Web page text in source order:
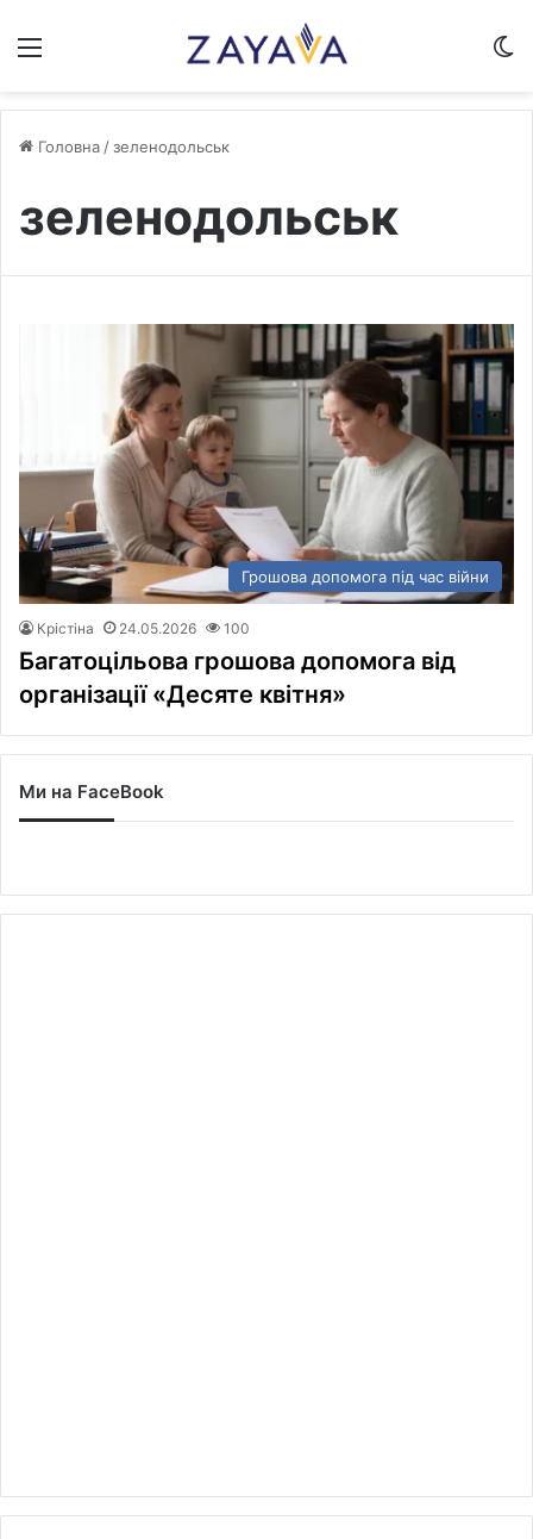
Головна /зеленодольськ
зеленодольськ
Грошова допомога під час війни
Крістіна 24.05.2026 100
Багатоцільова грошова допомога від
організації «Десяте квітня»
Ми на FaceBook